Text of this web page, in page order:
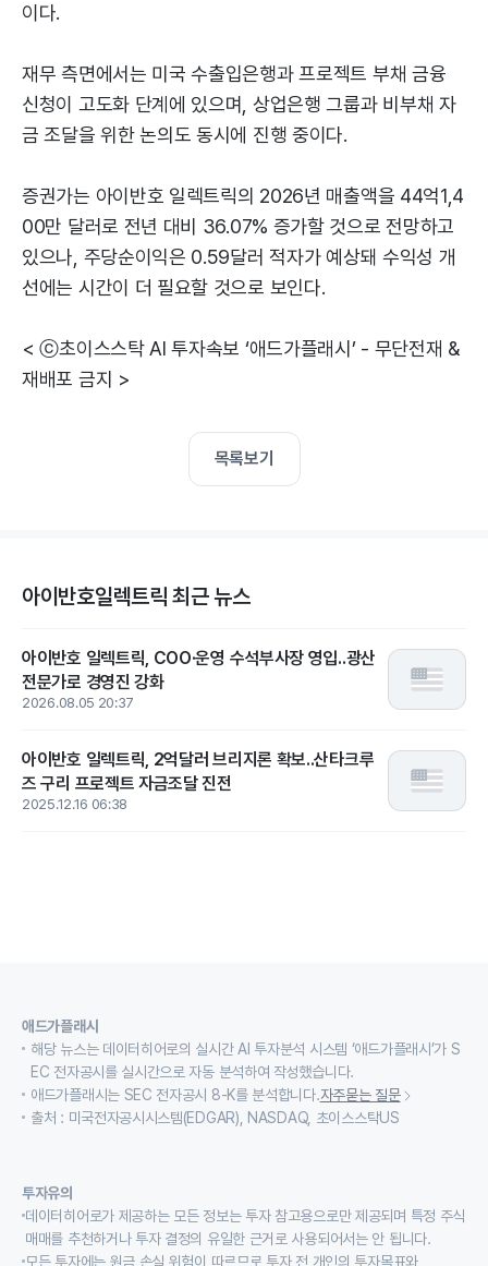
이다.
재무 측면에서는 미국 수출입은행과 프로젝트 부채 금융
신청이 고도화 단계에 있으며, 상업은행 그룹과 비부채 자
금 조달을 위한 논의도 동시에 진행 중이다.
증권가는 아이반호 일렉트릭의 2026년 매출액을 44억1,4
00만 달러로 전년 대비 36.07% 증가할 것으로 전망하고
있으나, 주당순이익은 0.59달러 적자가 예상돼 수익성 개
선에는 시간이 더 필요할 것으로 보인다.
< ⓒ초이스스탁 AI 투자속보 ‘애드가플래시’ - 무단전재 &
재배포 금지 >
목록보기
아이반호일렉트릭 최근 뉴스
아이반호 일렉트릭, COO·운영 수석부사장 영입..광산
전문가로 경영진 강화
2026.08.05 20:37
아이반호 일렉트릭, 2억달러 브리지론 확보..산타크루
즈 구리 프로젝트 자금조달 진전
2025.12.16 06:38
애드가플래시
해당 뉴스는 데이터히어로의 실시간 AI 투자분석 시스템 ‘애드가플래시’가 S
EC 전자공시를 실시간으로 자동 분석하여 작성했습니다.
애드가플래시는 SEC 전자공시 8-K를 분석합니다.자주묻는 질문
출처 : 미국전자공시시스템(EDGAR), NASDAQ, 초이스스탁US
투자유의
데이터히어로가 제공하는 모든 정보는 투자 참고용으로만 제공되며 특정 주식
매매를 추천하거나 투자 결정의 유일한 근거로 사용되어서는 안 됩니다.
모든 투자에는 원금 손실 위험이 따르므로 투자 전 개인의 투자목표와